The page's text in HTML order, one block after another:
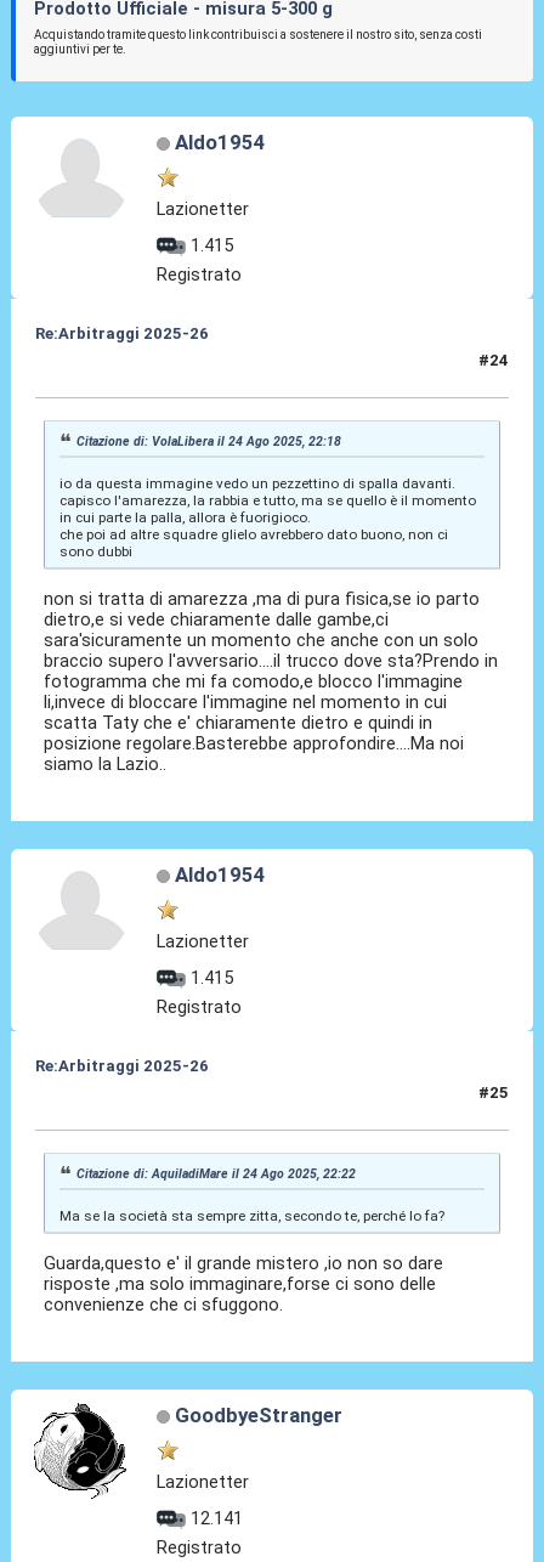
Prodotto Ufficiale - misura 5-300 g
Acquistando tramite questo link contribuisci a sostenere il nostro sito, senza costi
aggiuntivi per te.
Aldo1954
Lazionetter
1.415
Registrato
Re:Arbitraggi 2025-26
#24
Citazione di: VolaLibera il 24 Ago 2025, 22:18
io da questa immagine vedo un pezzettino di spalla davanti.
capisco l'amarezza, la rabbia e tutto, ma se quello è il momento
in cui parte la palla, allora è fuorigioco.
che poi ad altre squadre glielo avrebbero dato buono, non ci
sono dubbi
non si tratta di amarezza ,ma di pura fisica,se io parto
dietro,e si vede chiaramente dalle gambe,ci
sara'sicuramente un momento che anche con un solo
braccio supero l'avversario....il trucco dove sta?Prendo in
fotogramma che mi fa comodo,e blocco l'immagine
li,invece di bloccare l'immagine nel momento in cui
scatta Taty che e' chiaramente dietro e quindi in
posizione regolare.Basterebbe approfondire....Ma noi
siamo la Lazio..
Aldo1954
Lazionetter
1.415
Registrato
Re:Arbitraggi 2025-26
#25
Citazione di: AquiladiMare il 24 Ago 2025, 22:22
Ma se la società sta sempre zitta, secondo te, perché lo fa?
Guarda,questo e' il grande mistero ,io non so dare
risposte ,ma solo immaginare,forse ci sono delle
convenienze che ci sfuggono.
GoodbyeStranger
Lazionetter
12.141
Registrato